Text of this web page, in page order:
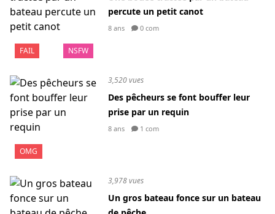
FAIL NSFW
percute un petit canot
8 ans 0 com
OMG
3,520 vues
Des pêcheurs se font bouffer leur
prise par un requin
8 ans 1 com
3,978 vues
Un gros bateau fonce sur un bateau